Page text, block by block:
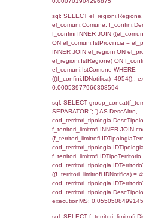
=
LEFT JOIN
LEFT JOIN
el_regioni_1
executionMS:
sql: SELECT